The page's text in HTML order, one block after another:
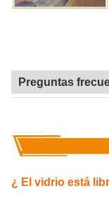
Preguntas
¿ El vidrio está